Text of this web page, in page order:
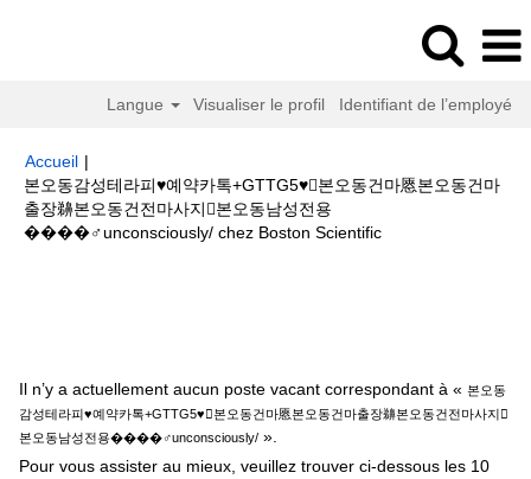
Langue Visualiser le profil Identifiant de l’employé
Accueil |
본오동감성테라피♥예약카톡+GTTG5♥본오동건마㥦본오동건마
출장䶏본오동건전마사지본오동남성전용
����‍♂️unconsciously/ chez Boston Scientific(page
Il n’y a actuellement aucun poste vacant correspondant à « 본오동
감성테라피♥예약카톡+GTTG5♥본오동건마㥦본오동건마출장䶏본오동건전마사지
본오동남성전용����‍♂️unconsciously/ ».
Pour vous assister au mieux, veuillez trouver ci-dessous les 10